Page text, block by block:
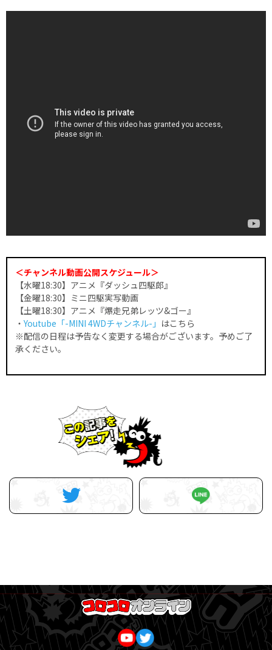
＜チャンネル動画公開スケジュール＞
【水曜18:30】アニメ『ダッシュ四駆郎』
【金曜18:30】ミニ四駆実写動画
【土曜18:30】アニメ『爆走兄弟レッツ&ゴー』
・ Youtube「-MINI 4WDチャンネル-」 はこちら
※配信の日程は予告なく変更する場合がございます。予めご了
承ください。